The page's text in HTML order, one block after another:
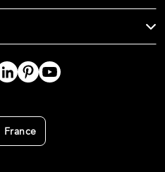
France